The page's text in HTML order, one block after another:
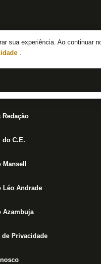
sua experiência. Ao continuar
.
do Botafogo
Redação
do C.E.
Léo Andrade
Azambuja
de Privacidade
vitória do